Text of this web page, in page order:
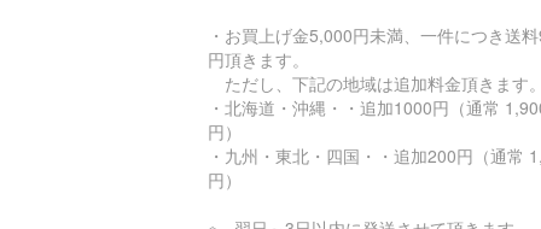
・お買上げ金5,000円未満、一件につき送
円頂きます。
ただし、下記の地域は追加料金頂きます。
・北海道・沖縄・・追加1000円（通常
円）
・九州・東北・四国・・追加200円（通常
円）